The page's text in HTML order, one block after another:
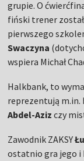
grupie. O
fiński trener
pierwszego
Swaczyna
wspiera Michał
Halkbank, to
reprezentują m.in.
Abdel-Aziz czy
Zawodnik ZAKSY
ostatnio gra jego i